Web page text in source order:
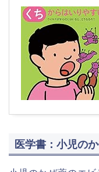
医学書：小児の